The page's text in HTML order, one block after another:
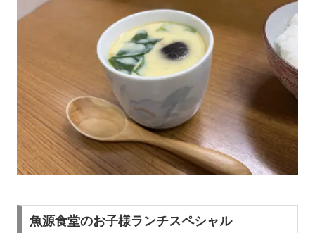
魚源食堂のお子様ランチスペシャル